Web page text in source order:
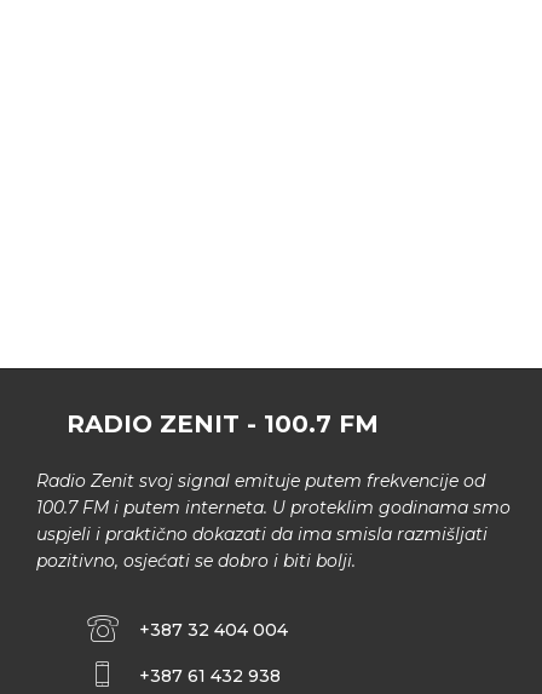
RADIO ZENIT - 100.7 FM
Radio Zenit svoj signal emituje putem frekvencije od
100.7 FM i putem interneta. U proteklim godinama smo
uspjeli i praktično dokazati da ima smisla razmišljati
pozitivno, osjećati se dobro i biti bolji.
+387 32 404 004
+387 61 432 938